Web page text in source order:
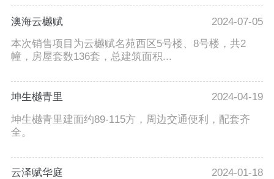
澳海云樾赋
2024-07-05
本次销售项目为云樾赋名苑西区5号楼、8号楼，共2
幢，房屋套数136套，总建筑面积...
坤生樾青里
2024-04-19
坤生樾青里建面约89-115方，周边交通便利，配套齐
全。
云泽赋华庭
2024-01-18